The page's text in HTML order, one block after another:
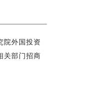
院外国投资
关部门招商